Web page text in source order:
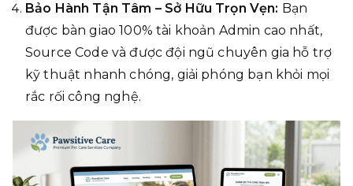
Bảo Hành Tận Tâm – Sở Hữu Trọn Vẹn: Bạn
được bàn giao 100% tài khoản Admin cao nhất,
Source Code và được đội ngũ chuyên gia hỗ trợ
kỹ thuật nhanh chóng, giải phóng bạn khỏi mọi
rắc rối công nghệ.